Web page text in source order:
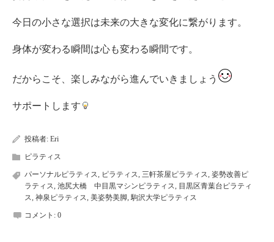
今日の小さな選択は未来の大きな変化に繋がります。
身体が変わる瞬間は心も変わる瞬間です。
だからこそ、楽しみながら進んでいきましょう
サポートします
投稿者: Eri
ピラティス
パーソナルピラティス, ピラティス, 三軒茶屋ピラティス, 姿勢改善ピ
ラティス, 池尻大橋 中目黒マシンピラティス, 目黒区青葉台ピラティ
ス, 神泉ピラティス, 美姿勢美脚,駒沢大学ピラティス
コメント: 0